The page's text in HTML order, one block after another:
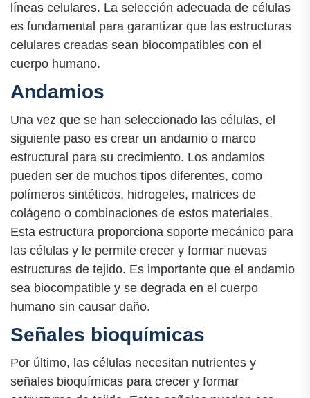
líneas celulares. La selección adecuada de células
es fundamental para garantizar que las estructuras
celulares creadas sean biocompatibles con el
cuerpo humano.
Andamios
Una vez que se han seleccionado las células, el
siguiente paso es crear un andamio o marco
estructural para su crecimiento. Los andamios
pueden ser de muchos tipos diferentes, como
polímeros sintéticos, hidrogeles, matrices de
colágeno o combinaciones de estos materiales.
Esta estructura proporciona soporte mecánico para
las células y le permite crecer y formar nuevas
estructuras de tejido. Es importante que el andamio
sea biocompatible y se degrada en el cuerpo
humano sin causar daño.
Señales bioquímicas
Por último, las células necesitan nutrientes y
señales bioquímicas para crecer y formar